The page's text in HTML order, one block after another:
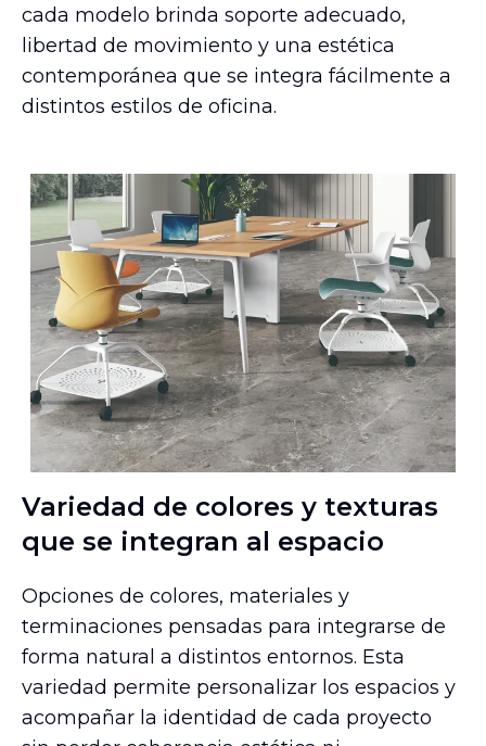
cada modelo brinda soporte adecuado,
libertad de movimiento y una estética
contemporánea que se integra fácilmente a
distintos estilos de oficina.
Variedad de colores y texturas
que se integran al espacio
Opciones de colores, materiales y
terminaciones pensadas para integrarse de
forma natural a distintos entornos. Esta
variedad permite personalizar los espacios y
acompañar la identidad de cada proyecto